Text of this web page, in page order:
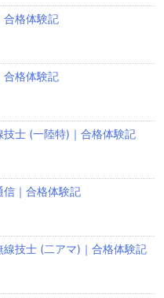
合格体験記
合格体験記
士 (一陸特)｜合格体験記
信｜合格体験記
技士 (二アマ)｜合格体験記